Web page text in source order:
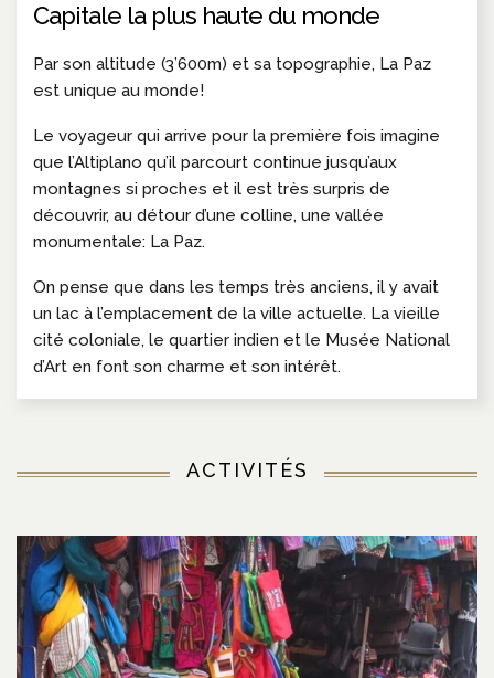
Capitale la plus haute du monde
Par son altitude (3’600m) et sa topographie, La Paz
est unique au monde!
Le voyageur qui arrive pour la première fois imagine
que l’Altiplano qu’il parcourt continue jusqu’aux
montagnes si proches et il est très surpris de
découvrir, au détour d’une colline, une vallée
monumentale: La Paz.
On pense que dans les temps très anciens, il y avait
un lac à l’emplacement de la ville actuelle. La vieille
cité coloniale, le quartier indien et le Musée National
d’Art en font son charme et son intérêt.
ACTIVITÉS